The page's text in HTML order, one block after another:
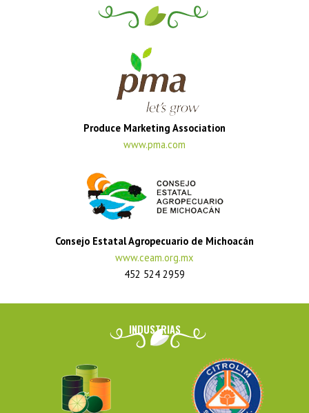
Produce Marketing Association
www.pma.com
Consejo Estatal Agropecuario de Michoacán
www.ceam.org.mx
452 524 2959
INDUSTRIAS